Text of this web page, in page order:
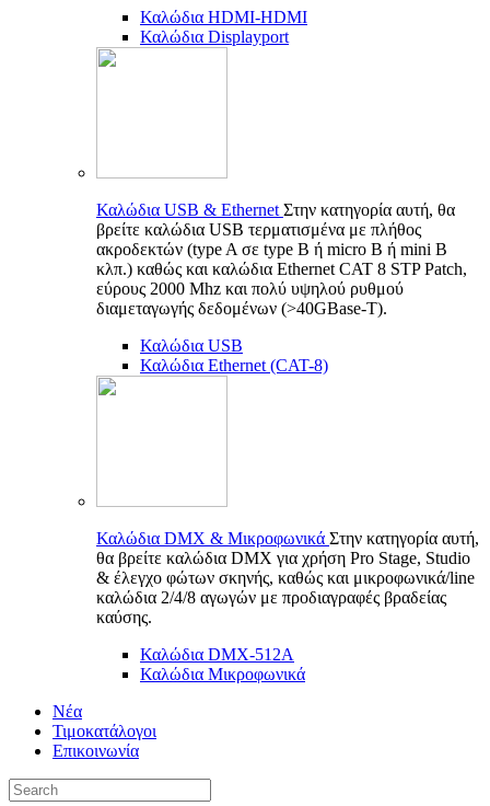
Καλώδια HDMI-HDMI
Καλώδια Displayport
Καλώδια USB & Ethernet Στην κατηγορία αυτή, θα
βρείτε καλώδια USB τερματισμένα με πλήθος
ακροδεκτών (type A σε type B ή micro B ή mini B
κλπ.) καθώς και καλώδια Ethernet CAT 8 STP Patch,
εύρους 2000 Mhz και πολύ υψηλού ρυθμού
διαμεταγωγής δεδομένων (>40GBase-T).
Καλώδια USB
Καλώδια Ethernet (CAT-8)
Καλώδια DMX & Μικροφωνικά Στην κατηγορία αυτή,
θα βρείτε καλώδια DMX για χρήση Pro Stage, Studio
& έλεγχο φώτων σκηνής, καθώς και μικροφωνικά/line
καλώδια 2/4/8 αγωγών με προδιαγραφές βραδείας
καύσης.
Καλώδια DMX-512A
Καλώδια Μικροφωνικά
Νέα
Τιμοκατάλογοι
Επικοινωνία